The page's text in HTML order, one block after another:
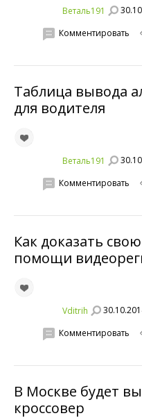
Веталь191
Комментировать
Таблица вывода
для водителя
Веталь191
Комментировать
Как доказать
помощи
Vditrih
Комментировать
В Москве будет
кроссовер